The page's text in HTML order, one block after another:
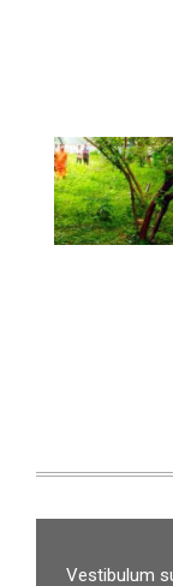
Vestibulum